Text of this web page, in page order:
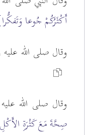
أَكْثَرُكُمْ جُوعا
وقال صلى الله
وقال صلى الله
صِحَّةَ مَعَ كَثْرَةِ